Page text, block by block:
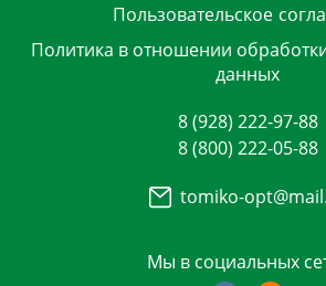
Пользовательское
Политика в отношении
данных
Мы в социальных
8 (928) 222-97-88
8 (800) 222-05-88
tomiko-